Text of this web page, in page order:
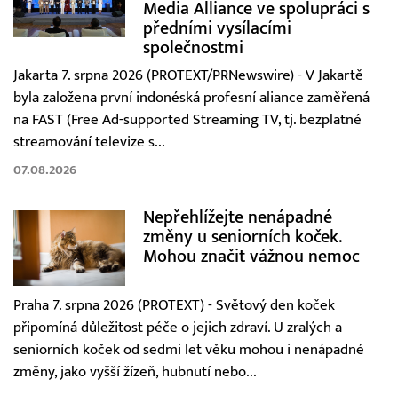
Media Alliance ve spolupráci s
předními vysílacími
společnostmi
Jakarta 7. srpna 2026 (PROTEXT/PRNewswire) - V Jakartě
byla založena první indonéská profesní aliance zaměřená
na FAST (Free Ad-supported Streaming TV, tj. bezplatné
streamování televize s...
07.08.2026
Nepřehlížejte nenápadné
změny u seniorních koček.
Mohou značit vážnou nemoc
Praha 7. srpna 2026 (PROTEXT) - Světový den koček
připomíná důležitost péče o jejich zdraví. U zralých a
seniorních koček od sedmi let věku mohou i nenápadné
změny, jako vyšší žízeň, hubnutí nebo...